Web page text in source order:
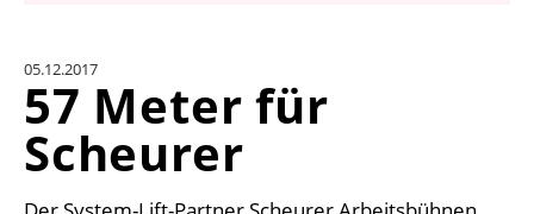
EINHEITENKONVERTER
KONTAKT
05.12.2017
57 Meter für
Scheurer